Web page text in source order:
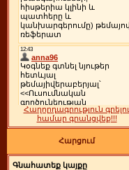
Հաղորդագրություն գրելու
համար գրանցվեք!!!
Հարցում
Գնահատեք կայքը